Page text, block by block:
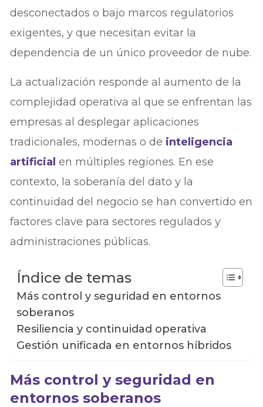
desconectados o bajo marcos regulatorios
exigentes, y que necesitan evitar la
dependencia de un único proveedor de nube.
La actualización responde al aumento de la
complejidad operativa al que se enfrentan las
empresas al desplegar aplicaciones
tradicionales, modernas o de inteligencia
artificialen múltiples regiones. En ese
contexto, la soberanía del dato y la
continuidad del negocio se han convertido en
factores clave para sectores regulados y
administraciones públicas.
Índice de temas
Más control y seguridad en entornos
soberanos
Resiliencia y continuidad operativa
Gestión unificada en entornos híbridos
Más control y seguridad en
entornos soberanos